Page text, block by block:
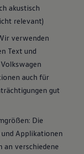
akustisch
relevant)
verwenden
Text und
Volkswagen
auch für
gut
Die
Applikationen
an verschiedene